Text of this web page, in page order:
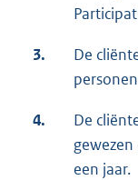
3.
De
4.
De
een jaar.